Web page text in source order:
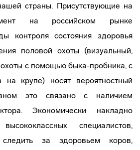
страны. Присутствующие на
на российском рынке
контроля состояния здоровья
половой охоты (визуальный,
с помощью быка-пробника, с
крупе) носят вероятностный
это связано с наличием
Экономически накладно
специалистов,
за здоровьем коров,